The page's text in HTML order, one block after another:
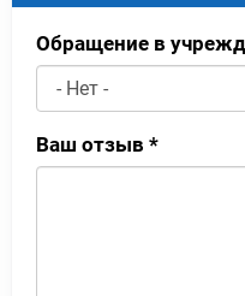
Обращение в
Ваш отзыв *